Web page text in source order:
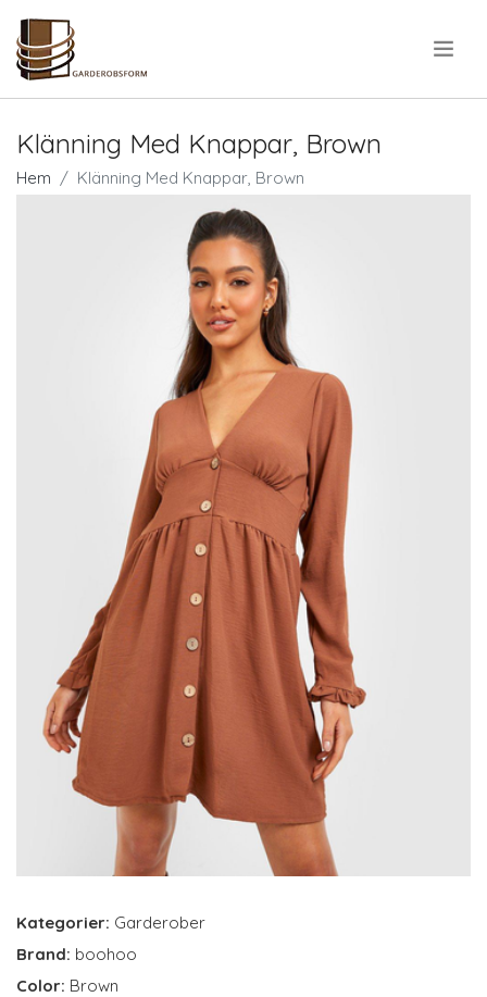
Klänning Med Knappar, Brown
Hem Klänning Med Knappar, Brown
Kategorier: Garderober
Brand: boohoo
Color: Brown